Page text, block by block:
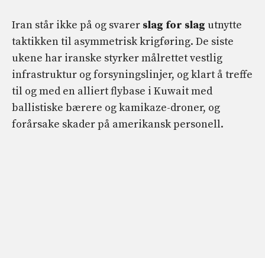
Iran står ikke på og svarer slag for slag utnytte
taktikken til asymmetrisk krigføring. De siste
ukene har iranske styrker målrettet vestlig
infrastruktur og forsyningslinjer, og klart å treffe
til og med en alliert flybase i Kuwait med
ballistiske bærere og kamikaze-droner, og
forårsake skader på amerikansk personell.